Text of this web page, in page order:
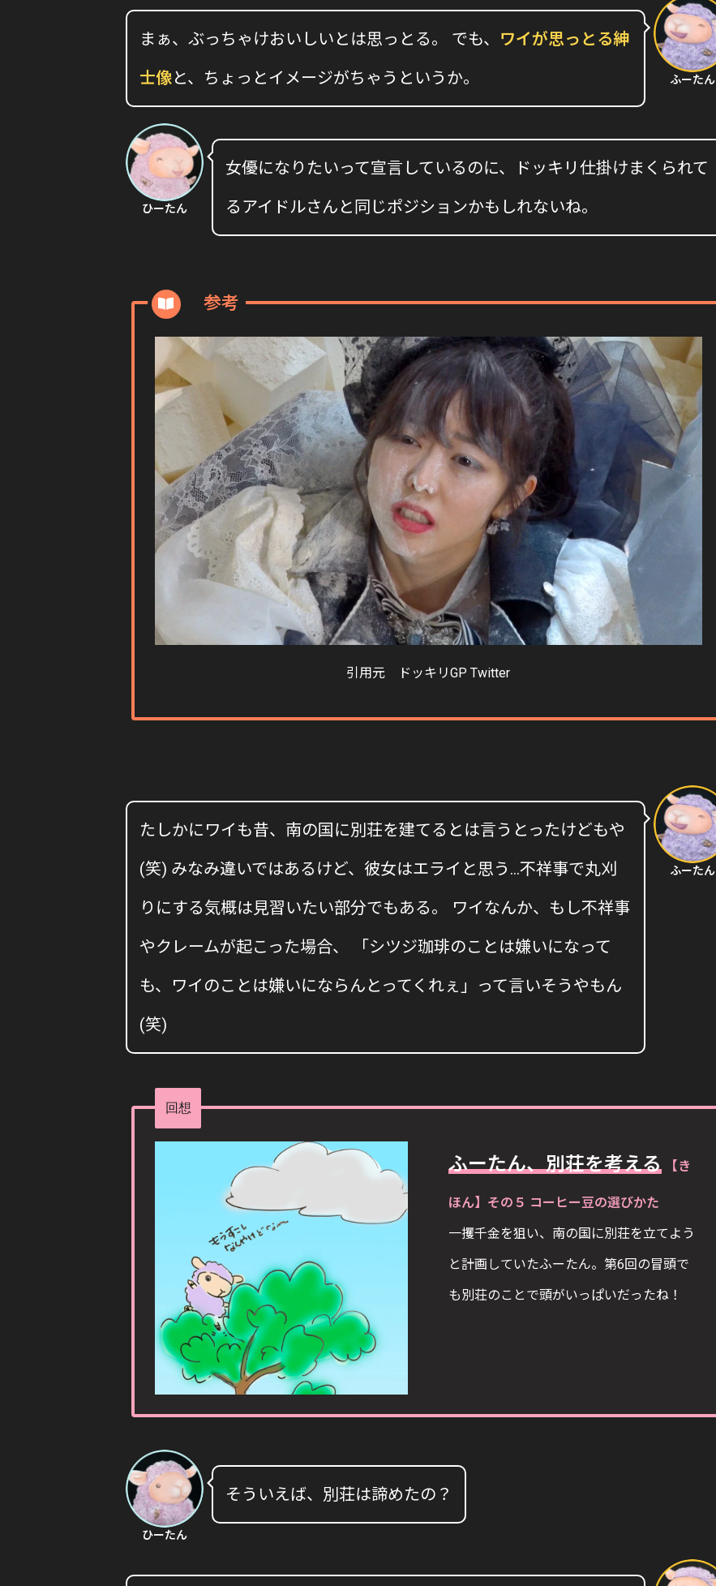
まぁ、ぶっちゃけおいしいとは思っとる。 でも、 ワイが思っとる紳
士像と、ちょっとイメージがちゃうというか。 ふーたん
ひーたん
女優になりたいって宣言しているのに、ドッキリ仕掛けまくられて
るアイドルさんと同じポジションかもしれないね。
引用元 ドッキリGP Twitter
たしかにワイも昔、南の国に別荘を建てるとは言うとったけどもや
(笑) みなみ違いではあるけど、彼女はエライと思う…不祥事で丸刈
りにする気概は見習いたい部分でもある。 ワイなんか、もし不祥事
やクレームが起こった場合、 「シツジ珈琲のことは嫌いになって
も、ワイのことは嫌いにならんとってくれぇ」って言いそうやもん
(笑)
ふーたん
回想
ふーたん、別荘を考える 【き
ほん】その５ コーヒー豆の選びかた
一攫千金を狙い、南の国に別荘を立てよう
と計画していたふーたん。第6回の冒頭で
も別荘のことで頭がいっぱいだったね！
ひーたん
そういえば、別荘は諦めたの？